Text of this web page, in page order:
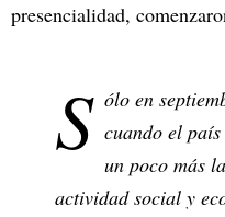
presencialidad,
S ólo en
cuando el
un poco más
actividad social y